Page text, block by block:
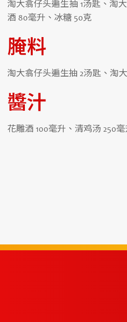
淘大翕仔头遍生抽 1汤匙、淘
酒 80毫升、冰糖 50克
腌料
淘大翕仔头遍生抽 2汤匙、淘
醬汁
花雕酒 100毫升、清鸡汤 250